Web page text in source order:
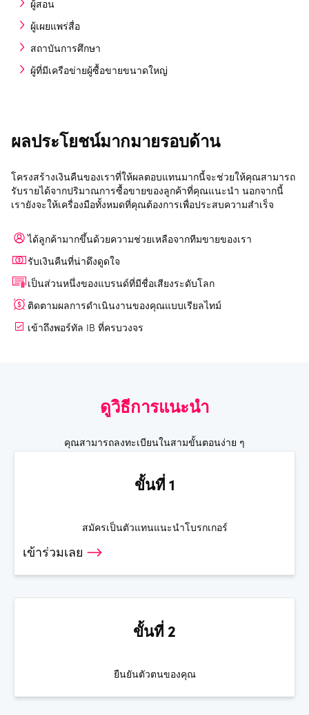
ผู้สอน
ผู้เผยแพร่สื่อ
สถาบันการศึกษา
ผู้ที่มีเครือข่ายผู้ซื้อขายขนาดใหญ่
ผลประโยชน์มากมายรอบด้าน
โครงสร้างเงินคืนของเราที่ให้ผลตอบแทนมากนี้จะช่วยให้คุณสามารถ
รับรายได้จากปริมาณการซื้อขายของลูกค้าที่คุณแนะนำ นอกจากนี้
เรายังจะให้เครื่องมือทั้งหมดที่คุณต้องการเพื่อประสบความสำเร็จ
ได้ลูกค้ามากขึ้นด้วยความช่วยเหลือจากทีมขายของเรา
รับเงินคืนที่น่าดึงดูดใจ
เป็นส่วนหนึ่งของแบรนด์ที่มีชื่อเสียงระดับโลก
ติดตามผลการดำเนินงานของคุณแบบเรียลไทม์
เข้าถึงพอร์ทัล IB ที่ครบวงจร
ดูวิธีการแนะนำ
คุณสามารถลงทะเบียนในสามขั้นตอนง่าย ๆ
ขั้นที่ 1
สมัครเป็นตัวแทนแนะนำโบรกเกอร์
เข้าร่วมเลย
ขั้นที่ 2
ยืนยันตัวตนของคุณ